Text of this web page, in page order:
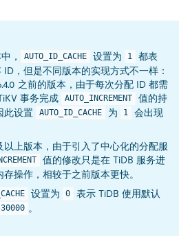
， AUTO_ID_CACHE 设置为 1
都表
ID，但是不同版本的实现方式不一样：
之前的版本，由于每次分配 ID 都需
事务完成
AUTO_INCREMENT
值的持
此设置
AUTO_ID_CACHE 为 1
会出现
以上版本，由于引入了中心化的分配服
值的修改只是在 TiDB 服务进
操作，相较于之前版本更快。
设置为 0
表示 TiDB 使用默认
30000 。